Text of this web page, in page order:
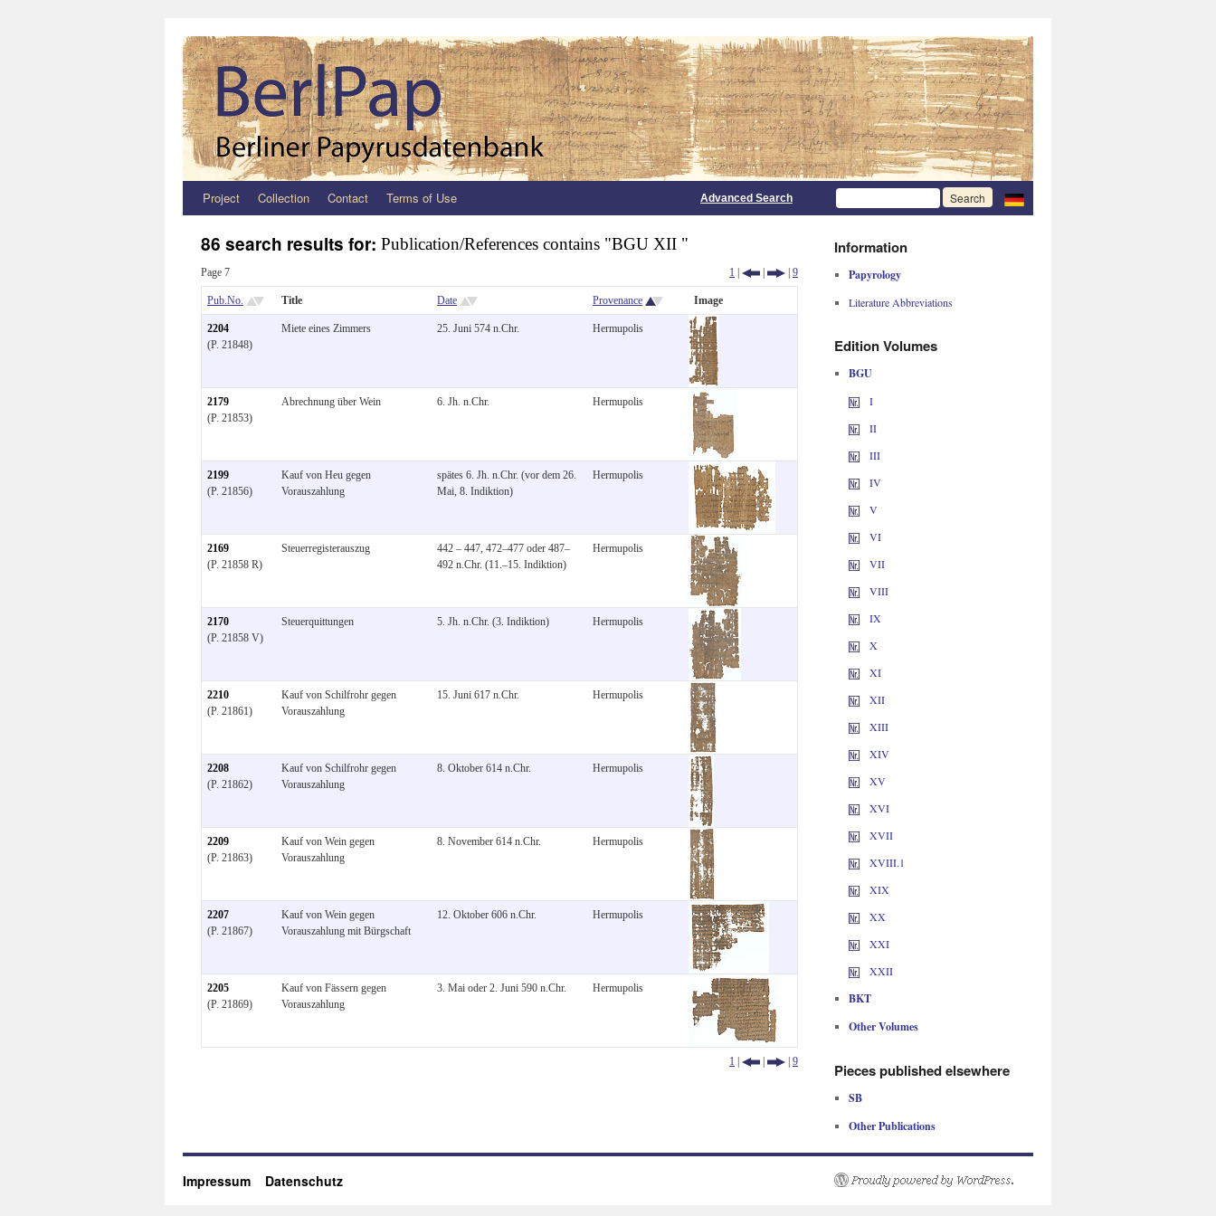
Zum
springen
Project Collection Contact Terms of Use Advanced Search
86 search results for: Publication/References contains "BGU XII "
Page 7 1 | | | 9
Pub.No. Title Date Provenance Image
2204
(P. 21848)
Miete eines Zimmers 25. Juni 574 n.Chr. Hermupolis
2179
(P. 21853)
Abrechnung über Wein 6. Jh. n.Chr. Hermupolis
2199
(P. 21856)
Kauf von Heu gegen
Vorauszahlung
spätes 6. Jh. n.Chr. (vor dem 26.
Mai, 8. Indiktion)
Hermupolis
2169
(P. 21858 R)
Steuerregisterauszug
442 – 447, 472–477 oder 487–
492 n.Chr. (11.–15. Indiktion)
Hermupolis
2170
(P. 21858 V)
Steuerquittungen 5. Jh. n.Chr. (3. Indiktion) Hermupolis
2210
(P. 21861)
Kauf von Schilfrohr gegen
Vorauszahlung
15. Juni 617 n.Chr. Hermupolis
2208
(P. 21862)
Kauf von Schilfrohr gegen
Vorauszahlung
8. Oktober 614 n.Chr. Hermupolis
2209
(P. 21863)
Kauf von Wein gegen
Vorauszahlung
8. November 614 n.Chr. Hermupolis
2207
(P. 21867)
Kauf von Wein gegen
Vorauszahlung mit Bürgschaft
12. Oktober 606 n.Chr. Hermupolis
2205
(P. 21869)
Kauf von Fässern gegen
Vorauszahlung
3. Mai oder 2. Juni 590 n.Chr. Hermupolis
1 | | | 9
Information
Papyrology
Literature Abbreviations
Edition Volumes
BGU
I
II
III
IV
V
VI
VII
VIII
IX
X
XI
XII
XIII
XIV
XV
XVI
XVII
XVIII.1
XIX
XX
XXI
XXII
BKT
Other Volumes
Pieces published elsewhere
SB
Other Publications
Impressum Datenschutz